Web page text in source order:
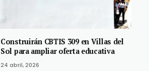
Construirán CBTIS 309 en Villas del
Sol para ampliar oferta educativa
24 abril, 2026